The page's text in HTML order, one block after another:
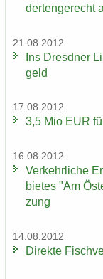
der­ten­ge­recht
21.08.2012
Ins Dresd­ner
geld
17.08.2012
3,5 Mio EUR
16.08.2012
Ver­kehr­li­che
bie­tes "Am
zung
14.08.2012
Di­rek­te